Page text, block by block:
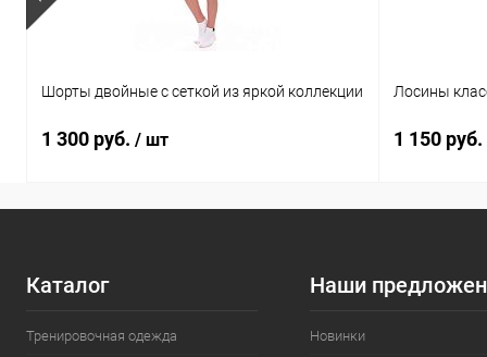
Шорты двойные с сеткой из яркой коллекции
1 300 руб. / шт
Лосины
1 150 руб.
Каталог
Тренировочная одежда
Наши
Новинки